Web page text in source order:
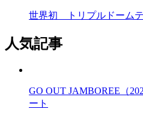
世界初 トリプルドームテ
人気記事
GO OUT JAMBOREE（
ート